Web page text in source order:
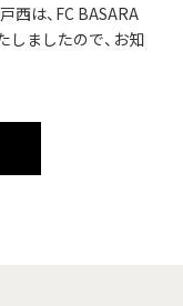
西は、FC BASARA
しましたので、お知